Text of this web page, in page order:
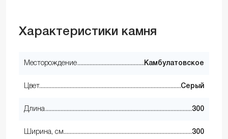
Характеристики камня
Месторождение Камбулатовское
Цвет Серый
Длина 300
Ширина, см 300